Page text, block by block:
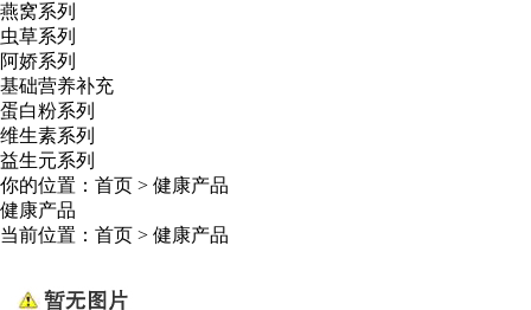
燕窝系列
虫草系列
阿娇系列
基础营养补充
蛋白粉系列
维生素系列
益生元系列
你的位置： 首页 > 健康产品
健康产品
当前位置： 首页 > 健康产品